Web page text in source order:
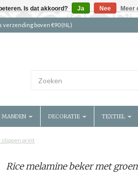
verzending boven €90 (NL)
MANDEN DECORATIE TEXTIEL
stippen print
Rice melamine beker met
Is dat akkoord? Ja Nee Meer